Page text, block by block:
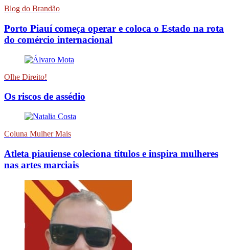
Blog do Brandão
Porto Piauí começa operar e coloca o Estado na rota
do comércio internacional
Olhe Direito!
Os riscos de assédio
Coluna Mulher Mais
Atleta piauiense coleciona títulos e inspira mulheres
nas artes marciais